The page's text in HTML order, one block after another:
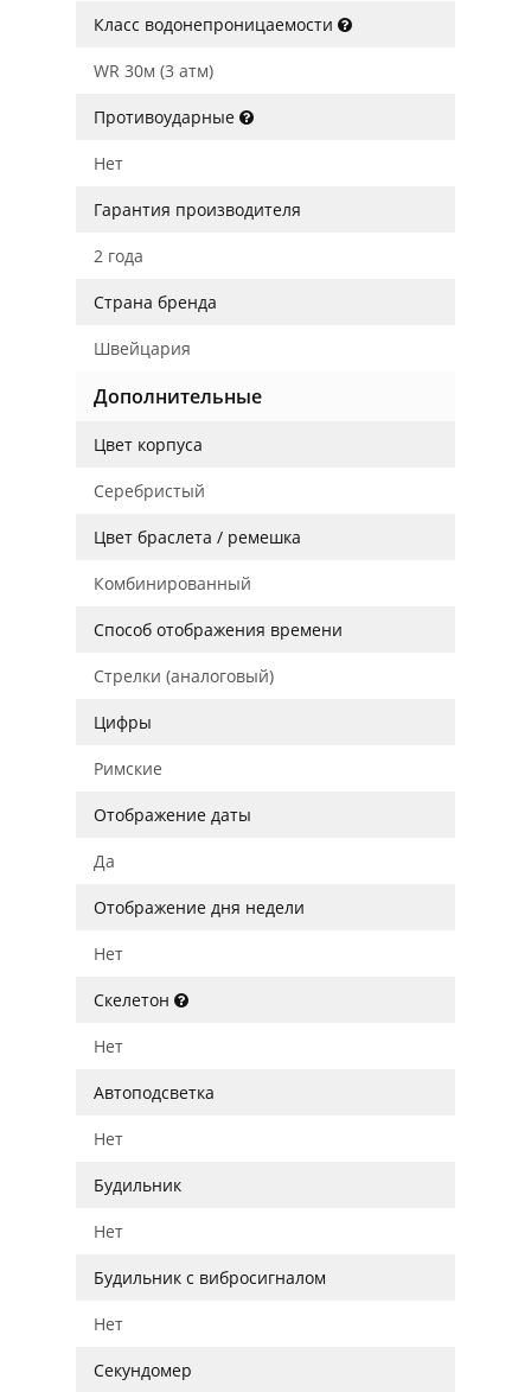
Класс водонепроницаемости
WR 30м (3 атм)
Противоударные
Нет
Гарантия производителя
2 года
Страна бренда
Швейцария
Дополнительные
Цвет корпуса
Серебристый
Цвет браслета / ремешка
Комбинированный
Способ отображения времени
Стрелки (аналоговый)
Цифры
Римские
Отображение даты
Да
Отображение дня недели
Нет
Скелетон
Нет
Автоподсветка
Нет
Будильник
Нет
Будильник с вибросигналом
Нет
Секундомер